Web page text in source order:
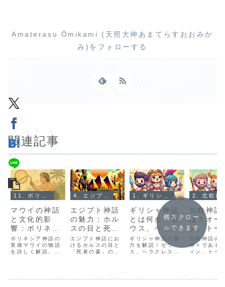
Amaterasu Ōmikami (天照大神あまてらすおおみか
み)をフォローする
関連記事
マウイの神話
と文化的影
響：ポリネシ
ア神話が伝え
る知恵
ポリネシア神話の
英雄マウイの物語
を詳しく解説。太
エジプト神話
の魅力：ホル
スの目と死者
の書の秘密
エジプト神話にお
けるホルスの目と
「死者の書」の秘
ギリシャ神話
とは何か？ゼ
ウス、ヘラク
レス、アテナ
の物語
ギリシャ神話の魅
力を解説！ゼウ
ス、ヘラクレス、
北欧神話
は？オー
ン、トー
ロキが織
す壮大な
北欧神話の
神々である
ィン、トー
横スクロー
ルできます